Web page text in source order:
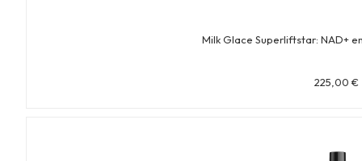
Milk Glace Superliftstar: NAD+
225,00€